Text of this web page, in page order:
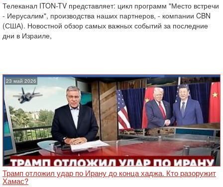
Телеканал ITON-TV представляет: цикл программ "Место встречи
- Иерусалим", производства наших партнеров, - компании CBN
(США). Новостной обзор самых важных событий за последние
дни в Израиле,
23 май 2026
Трамп отложил удар по Ирану до конца хаджа. Кто разоружит
Хамас?